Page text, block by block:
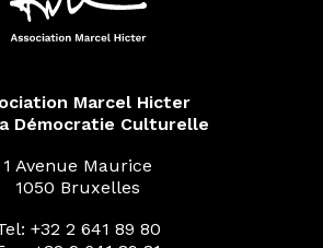
Marcel Hicter
Démocratie Culturelle
1 Avenue Maurice
1050 Bruxelles
+32 2 641 89 80